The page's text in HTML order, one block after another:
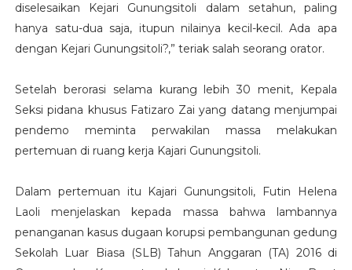
diselesaikan Kejari Gunungsitoli dalam setahun, paling
hanya satu-dua saja, itupun nilainya kecil-kecil. Ada apa
dengan Kejari Gunungsitoli?,” teriak salah seorang orator.
Setelah berorasi selama kurang lebih 30 menit, Kepala
Seksi pidana khusus Fatizaro Zai yang datang menjumpai
pendemo meminta perwakilan massa melakukan
pertemuan di ruang kerja Kajari Gunungsitoli.
Dalam pertemuan itu Kajari Gunungsitoli, Futin Helena
Laoli menjelaskan kepada massa bahwa lambannya
penanganan kasus dugaan korupsi pembangunan gedung
Sekolah Luar Biasa (SLB) Tahun Anggaran (TA) 2016 di